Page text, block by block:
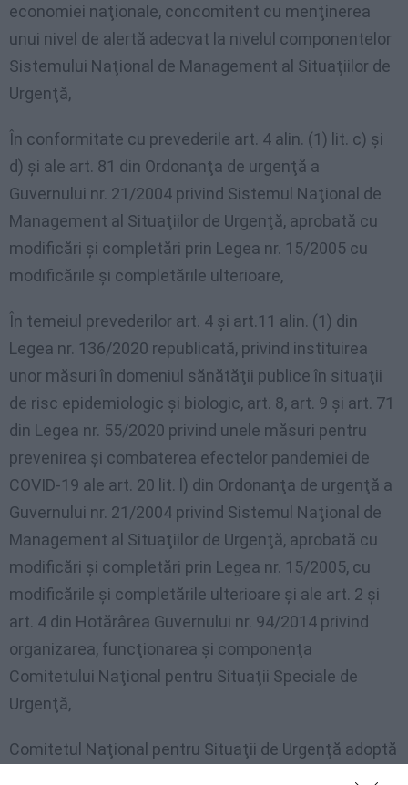
economiei naţionale, concomitent cu menţinerea
unui nivel de alertă adecvat la nivelul componentelor
Sistemului Naţional de Management al Situaţiilor de
Urgenţă,
În conformitate cu prevederile art. 4 alin. (1) lit. c) şi
d) şi ale art. 81 din Ordonanţa de urgenţă a
Guvernului nr. 21/2004 privind Sistemul Naţional de
Management al Situaţiilor de Urgenţă, aprobată cu
modificări şi completări prin Legea nr. 15/2005 cu
modificările şi completările ulterioare,
În temeiul prevederilor art. 4 şi art.11 alin. (1) din
Legea nr. 136/2020 republicată, privind instituirea
unor măsuri în domeniul sănătăţii publice în situaţii
de risc epidemiologic şi biologic, art. 8, art. 9 şi art. 71
din Legea nr. 55/2020 privind unele măsuri pentru
prevenirea şi combaterea efectelor pandemiei de
COVID-19 ale art. 20 lit. l) din Ordonanţa de urgenţă a
Guvernului nr. 21/2004 privind Sistemul Naţional de
Management al Situaţiilor de Urgenţă, aprobată cu
modificări şi completări prin Legea nr. 15/2005, cu
modificările şi completările ulterioare şi ale art. 2 şi
art. 4 din Hotărârea Guvernului nr. 94/2014 privind
organizarea, funcţionarea şi componenţa
Comitetului Naţional pentru Situaţii Speciale de
Urgenţă,
Comitetul Naţional pentru Situaţii de Urgenţă adoptă